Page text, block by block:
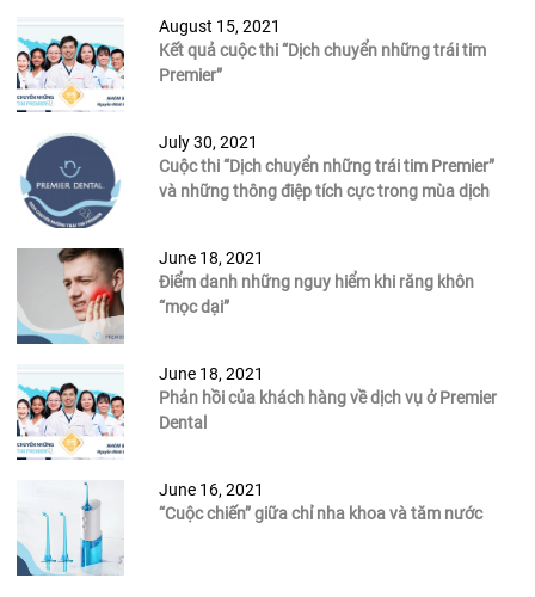
August 15, 2021
Kết quả cuộc thi “Dịch chuyển những trái tim
Premier”
July 30, 2021
Cuộc thi “Dịch chuyển những trái tim Premier”
và những thông điệp tích cực trong mùa dịch
June 18, 2021
Điểm danh những nguy hiểm khi răng khôn
“mọc dại”
June 18, 2021
Phản hồi của khách hàng về dịch vụ ở Premier
Dental
June 16, 2021
“Cuộc chiến” giữa chỉ nha khoa và tăm nước